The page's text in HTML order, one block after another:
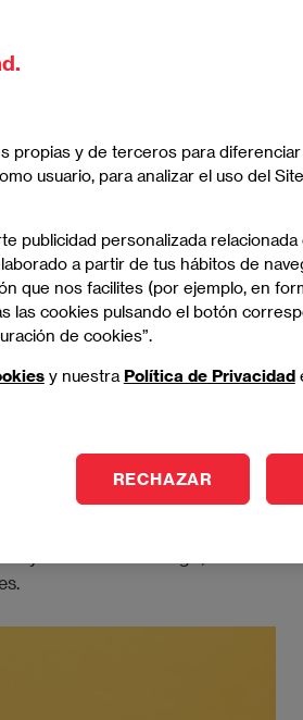
en
de aprender, analizar
. La mayoría de estudios,
lo que permite trabajar
especialmente relevante
de decisiones basadas en
la complejidad y la rapidez
y estilos de liderazgo, un
propias y de terceros para
usuario, para analizar el uso del
publicidad personalizada relacionada
a partir de tus hábitos de
que nos facilites (por ejemplo, en
las cookies pulsando el botón
de cookies”.
y nuestra Política de Privacidad
RECHAZAR